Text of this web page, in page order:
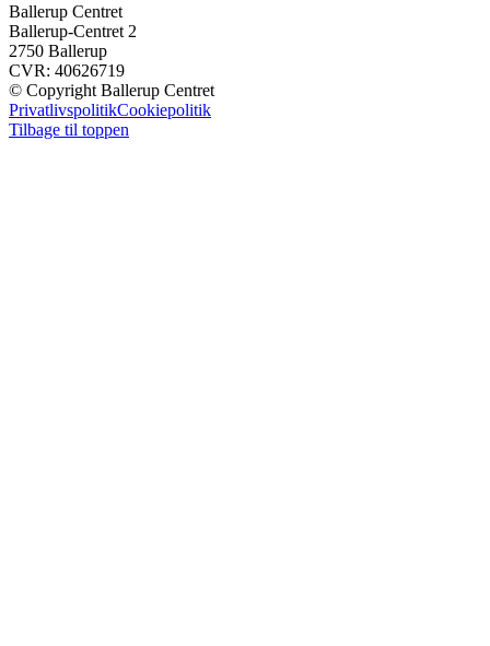
Ballerup Centret
Ballerup-Centret 2
2750 Ballerup
CVR: 40626719
© Copyright Ballerup Centret
PrivatlivspolitikCookiepolitik
Tilbage til toppen